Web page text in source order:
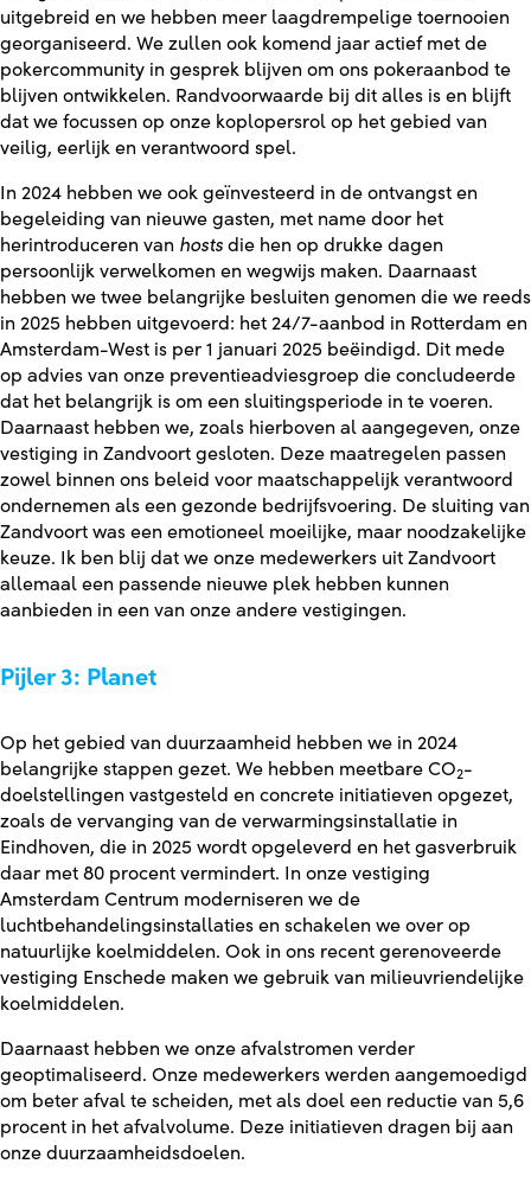
uitgebreid en we hebben meer laagdrempelige toernooien
georganiseerd. We zullen ook komend jaar actief met de
pokercommunity in gesprek blijven om ons pokeraanbod te
blijven ontwikkelen. Randvoorwaarde bij dit alles is en blijft
dat we focussen op onze koplopersrol op het gebied van
veilig, eerlijk en verantwoord spel.
In 2024 hebben we ook geïnvesteerd in de ontvangst en
begeleiding van nieuwe gasten, met name door het
herintroduceren van hosts die hen op drukke dagen
persoonlijk verwelkomen en wegwijs maken. Daarnaast
hebben we twee belangrijke besluiten genomen die we reeds
in 2025 hebben uitgevoerd: het 24/7-aanbod in Rotterdam en
Amsterdam-West is per 1 januari 2025 beëindigd. Dit mede
op advies van onze preventieadviesgroep die concludeerde
dat het belangrijk is om een sluitingsperiode in te voeren.
Daarnaast hebben we, zoals hierboven al aangegeven, onze
vestiging in Zandvoort gesloten. Deze maatregelen passen
zowel binnen ons beleid voor maatschappelijk verantwoord
ondernemen als een gezonde bedrijfsvoering. De sluiting van
Zandvoort was een emotioneel moeilijke, maar noodzakelijke
keuze. Ik ben blij dat we onze medewerkers uit Zandvoort
allemaal een passende nieuwe plek hebben kunnen
aanbieden in een van onze andere vestigingen.
Pijler 3: Planet
Op het gebied van duurzaamheid hebben we in 2024
belangrijke stappen gezet. We hebben meetbare CO2-
doelstellingen vastgesteld en concrete initiatieven opgezet,
zoals de vervanging van de verwarmingsinstallatie in
Eindhoven, die in 2025 wordt opgeleverd en het gasverbruik
daar met 80 procent vermindert. In onze vestiging
Amsterdam Centrum moderniseren we de
luchtbehandelingsinstallaties en schakelen we over op
natuurlijke koelmiddelen. Ook in ons recent gerenoveerde
vestiging Enschede maken we gebruik van milieuvriendelijke
koelmiddelen.
Daarnaast hebben we onze afvalstromen verder
geoptimaliseerd. Onze medewerkers werden aangemoedigd
om beter afval te scheiden, met als doel een reductie van 5,6
procent in het afvalvolume. Deze initiatieven dragen bij aan
onze duurzaamheidsdoelen.